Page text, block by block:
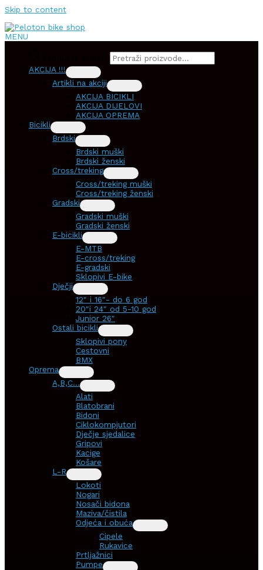
Skip to content
MENU
AKCIJA !!!
Artikli na akciji
AKCIJA BICIKLI
AKCIJA DIJELOVI
AKCIJA OPREMA
Bicikli
Brdski
Brdski muški
Brdski ženski
Cross/treking
Cross/treking muški
Cross/treking ženski
Gradski
Gradski muški
Gradski ženski
E-bicikli
E-MTB
E-cross/treking
E-gradski
Sklopivi E-bike
Dječji
12″ i 16″- do 6 god
20″i 24″ od 5-10 god
Junior 26″
Ostali bicikli
Sklopivi pony
Cestovni
BMX
Oprema
A,B,C…
Alati
Blatobrani
Bidoni
Ciklokompjutori
Dječje sjedalice
Gripovi
Kacige
Košare
L-R
Lokoti
Nogari
Nosači bidona
Maziva/čistila
Odjeća i obuća
Cipele
Rukavice
Prtljažnici
Pumpe